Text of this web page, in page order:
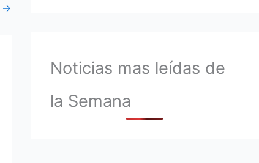
→
Noticias mas leídas de
la Semana